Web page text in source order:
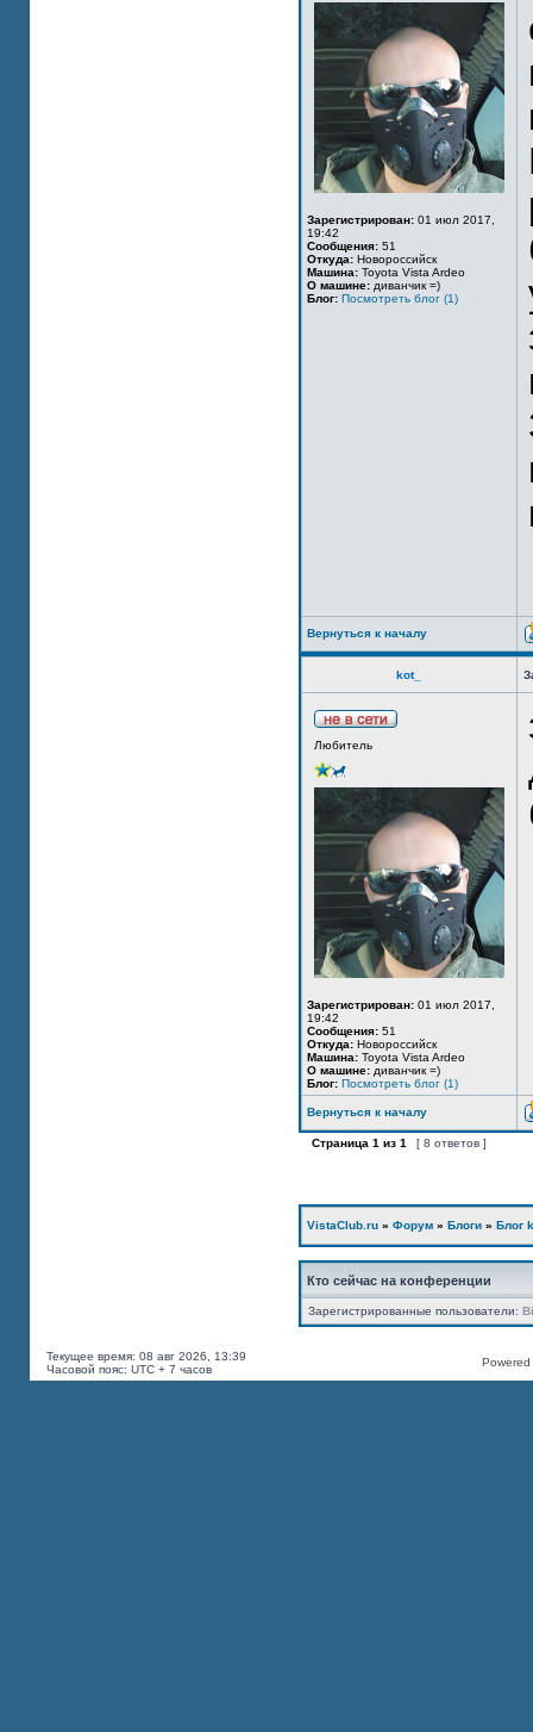
Зарегистрирован: 01 июл 2017,
19:42
Сообщения: 51
Откуда: Новороссийск
Машина: Toyota Vista Ardeo
О машине: диванчик =)
Блог: Посмотреть блог (1)
Вернуться к началу
kot_
Любитель
Зарегистрирован: 01 июл 2017,
19:42
Сообщения: 51
Откуда: Новороссийск
Машина: Toyota Vista Ardeo
О машине: диванчик =)
Блог: Посмотреть блог (1)
Вернуться к началу
Страница 1 из 1 [ 8 ответов ]
VistaClub.ru » Форум » Блоги » Блог
Кто сейчас на конференции
Зарегистрированные пользователи:
Текущее время: 08 авг 2026, 13:39
Часовой пояс: UTC + 7 часов